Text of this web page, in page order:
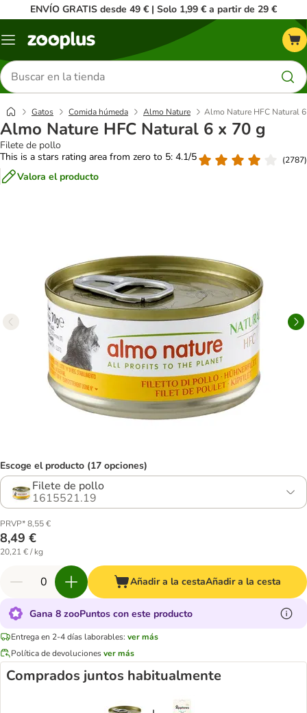
ENVÍO GRATIS desde 49 € | Solo 1,99 € a partir de 29 €
Menú
Buscar
productos
Gatos Comida húmeda Almo Nature Almo Nature HFC Natural
Almo Nature HFC Natural 6 x 70 g
Filete de pollo
This is a stars rating area from zero to 5: 4.1/5
(2787)
Valora el producto
Escoge el producto (17 opciones)
Filete de pollo
1615521.19
PRVP* 8,55 €
8,49 €
20,21 € / kg
Añadir a la cestaAñadir a la cesta
Gana 8 zooPuntos con este producto
Entrega en 2-4 días laborables: ver más
Política de devolucionesver más
Comprados juntos habitualmente